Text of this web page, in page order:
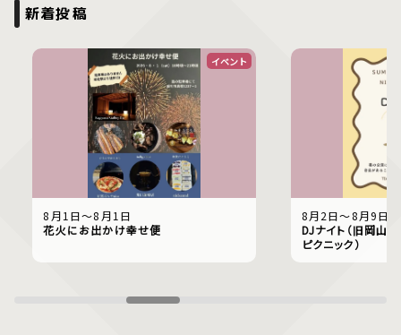
新着投稿
イベント
8月1日〜8月1日
花火にお出かけ幸せ便
8月2日〜8月9日
DJナイト（旧岡山
ピクニック）